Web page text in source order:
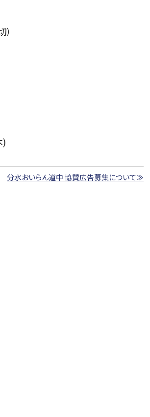
)
分水おいらん道中 協賛広告募集について≫